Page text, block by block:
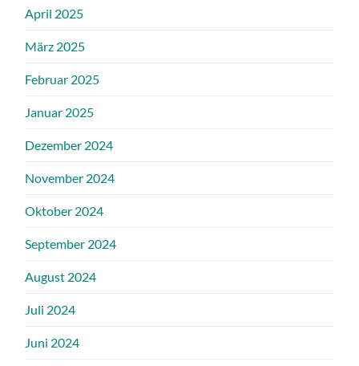
April 2025
März 2025
Februar 2025
Januar 2025
Dezember 2024
November 2024
Oktober 2024
September 2024
August 2024
Juli 2024
Juni 2024